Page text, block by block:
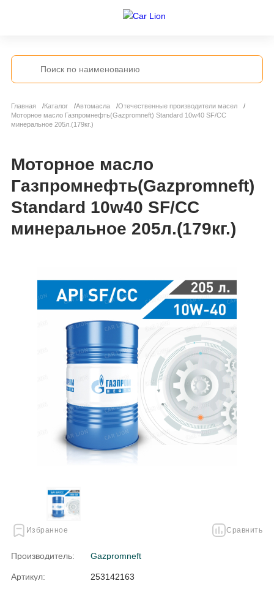
Главная Каталог Автомасла
Отечественные производители масел
Моторное масло Газпромнефть(Gazpromneft) Standard 10w40 SF/CC
минеральное 205л.(179кг.)
Моторное масло
Газпромнефть(Gazpromneft)
Standard 10w40 SF/CC
минеральное 205л.(179кг.)
Избранное Сравнить
Производитель: Gazpromneft
Артикул: 253142163